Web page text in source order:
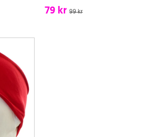
79 kr 99 kr